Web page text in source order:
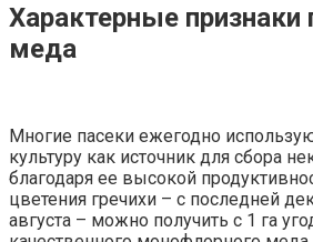
Характерные признаки
меда
Многие пасеки ежегодно
культуру как источник для сбора
благодаря ее высокой
цветения гречихи – с последней
августа – можно получить с 1 га